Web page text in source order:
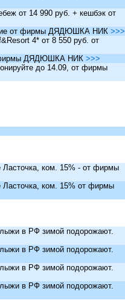
от 14 990 руб. + кешбэк от
от фирмы ДЯДЮШКА НИК >>>
4* от 8 550 руб. от
фирмы ДЯДЮШКА НИК >>>
до 14.09, от фирмы
Ласточка, ком. 15% - от фирмы
Ласточка, ком. 15% от фирмы
в РФ зимой подорожают.
в РФ зимой подорожают.
в РФ зимой подорожают.
в РФ зимой подорожают.